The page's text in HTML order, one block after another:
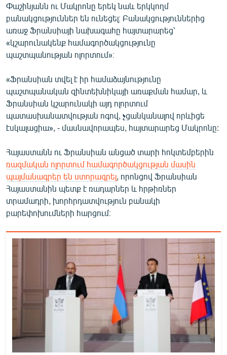
Փաշինյանն ու Մակրոնը երեկ նաև երկկողմ
բանակցություններ են ունեցել։ Բանակցություններից
առաջ Ֆրանսիայի նախագահը հայտարարեց՝
«կշարունակենք համագործակցությունը
պաշտպանության ոլորտում»։
«Ֆրանսիան տվել է իր համաձայնությունը
պաշտպանական զինտեխնիկայի առաքման համար, և
Ֆրանսիան կշարունակի այդ ոլորտում
պատասխանատվության ոգով, չցանկանալով որևիցե
էսկալացիա», - մասնավորապես, հայտարարեց Մակրոնը:
Հայաստանն ու Ֆրանսիան անցած տարի հոկտեմբերին
ռազմական ոլորտում համագործակցության մասին
պայմանագրեր են ստորագրել , որոնցով Ֆրանսիան
Հայաստանին պետք է ռադարներ և հրթիռներ
տրամադրի, խորհրդատվություն բանակի
բարեփոխումների հարցում։